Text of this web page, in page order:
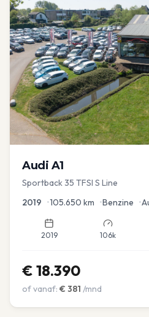
Audi A1
Sportback 35 TFSI S Line
2019 •105.650 km •Benzine •
2019 106k
€ 18.390
of vanaf: € 381 /mnd